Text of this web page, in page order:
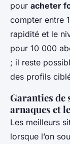
pour acheter
compter entre
rapidité et le
pour 10 000
; il reste
des profils
Garanties de
arnaques et
Les meilleurs
lorsque l’on